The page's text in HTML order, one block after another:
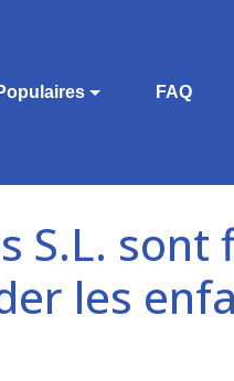
FAQ
S.L. sont
les